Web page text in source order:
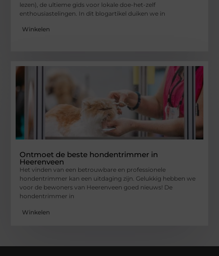
lezen), de ultieme gids voor lokale doe-het-zelf
enthousiastelingen. In dit blogartikel duiken we in
Winkelen
Ontmoet de beste hondentrimmer in
Heerenveen
Het vinden van een betrouwbare en professionele
hondentrimmer kan een uitdaging zijn. Gelukkig hebben we
voor de bewoners van Heerenveen goed nieuws! De
hondentrimmer in
Winkelen